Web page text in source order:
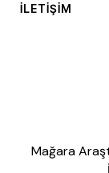
İLETIŞIM
Mağara